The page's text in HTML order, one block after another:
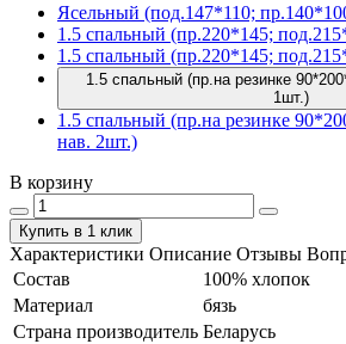
Ясельный (под.147*110;
1.5 спальный (пр.220*145;
1.5 спальный (пр.220*145;
1.5 спальный (пр.на резинке
1шт.)
1.5 спальный (пр.на резинке
нав. 2шт.)
В корзину
Купить в 1 клик
Характеристики Описание Отзывы
Состав
100% хлопок
Материал
бязь
Страна производитель Беларусь